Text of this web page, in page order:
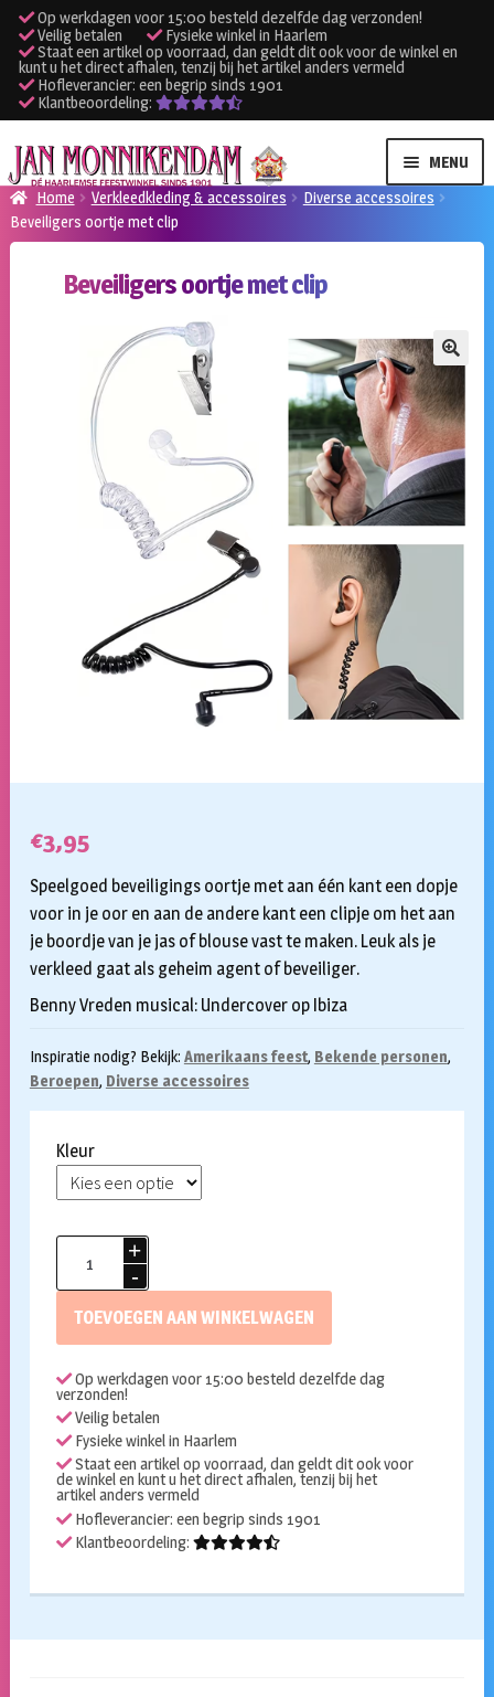
Op werkdagen voor 15:00 besteld dezelfde dag verzonden!
Veilig betalen
Fysieke winkel in Haarlem
Staat een artikel op voorraad, dan geldt dit ook voor de winkel en
kunt u het direct afhalen, tenzij bij het artikel anders vermeld
Hofleverancier: een begrip sinds 1901
Klantbeoordeling:
Ga
door
naar
navigatie
Ga
naar
de
inhoud
MENU
Verhuur kleding
Verhuur apparatuur
Onze winkel
Klantenservice
Inloggen
Home Verkleedkleding & accessoires
Diverse accessoires
Beveiligers oortje met clip
Beveiligers oortje met clip
🔍
€3,95
Speelgoed beveiligings oortje met aan één kant een dopje
voor in je oor en aan de andere kant een clipje om het aan
je boordje van je jas of blouse vast te maken. Leuk als je
verkleed gaat als geheim agent of beveiliger.
Benny Vreden musical: Undercover op Ibiza
Inspiratie nodig? Bekijk: Amerikaans feest, Bekende personen,
Beroepen, Diverse accessoires
Kleur
Beveiligers
oortje
TOEVOEGEN AAN WINKELWAGEN
Op werkdagen voor 15:00 besteld dezelfde dag
verzonden!
Veilig betalen
Fysieke winkel in Haarlem
Staat een artikel op voorraad, dan geldt dit ook voor
de winkel en kunt u het direct afhalen, tenzij bij het
artikel anders vermeld
Hofleverancier: een begrip sinds 1901
Klantbeoordeling: